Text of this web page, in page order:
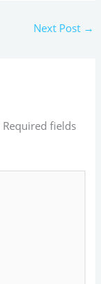
Next Post →
Required fields